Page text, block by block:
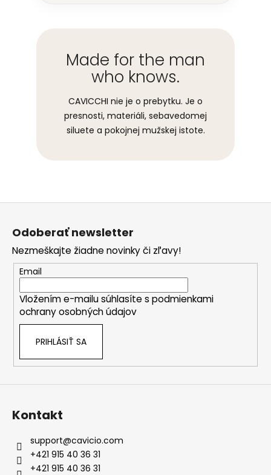
Made for the man
who knows.
CAVICCHI nie je o prebytku. Je o
presnosti, materiáli, sebavedomej
siluete a pokojnej mužskej istote.
Z
Odoberať newsletter
Nezmeškajte žiadne novinky či zľavy!
Email
Vložením e-mailu súhlasíte s podmienkami
ochrany osobných údajov
PRIHLÁSIŤ SA
Kontakt
support@cavicio.com
+421 915 40 36 31
+421 915 40 36 31